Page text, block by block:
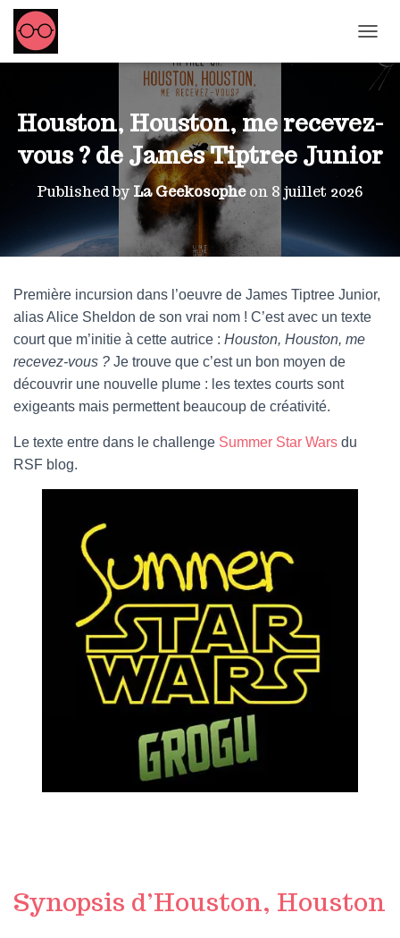
Houston, Houston, me recevez-
vous ? de James Tiptree Junior
Published byLa Geekosopheon 8 juillet 2026
Première incursion dans l’oeuvre de James Tiptree Junior,
alias Alice Sheldon de son vrai nom ! C’est avec un texte
court que m’initie à cette autrice : Houston, Houston, me
recevez-vous ? Je trouve que c’est un bon moyen de
découvrir une nouvelle plume : les textes courts sont
exigeants mais permettent beaucoup de créativité.
Le texte entre dans le challenge Summer Star Wars du
RSF blog.
Synopsis d’Houston, Houston